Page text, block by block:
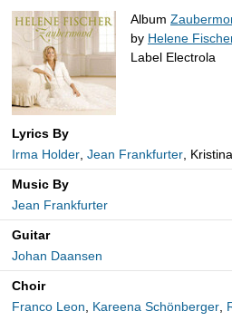
Album
by Helene
Label Electrola
Lyrics By
Irma Holder, Jean Frankfurter,
Music By
Jean Frankfurter
Guitar
Johan Daansen
Choir
Franco Leon, Kareena Schönberger,